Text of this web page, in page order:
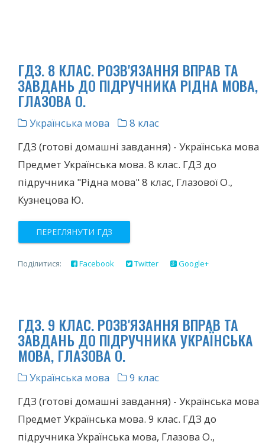
ГДЗ. 8 КЛАС. РОЗВ'ЯЗАННЯ ВПРАВ ТА
ЗАВДАНЬ ДО ПІДРУЧНИКА РІДНА МОВА,
ГЛАЗОВА О.
Українська мова
8 клас
ГДЗ (готові домашні завдання) - Українська мова
Предмет Українська мова. 8 клас. ГДЗ до
підручника "Рідна мова" 8 клас, Глазової О.,
Кузнецова Ю.
ПЕРЕГЛЯНУТИ ГДЗ
Поділитися: Facebook Twitter Google+
ГДЗ. 9 КЛАС. РОЗВ'ЯЗАННЯ ВПРАВ ТА
ЗАВДАНЬ ДО ПІДРУЧНИКА УКРАЇНСЬКА
МОВА, ГЛАЗОВА О.
Українська мова
9 клас
ГДЗ (готові домашні завдання) - Українська мова
Предмет Українська мова. 9 клас. ГДЗ до
підручника Українська мова, Глазова О.,